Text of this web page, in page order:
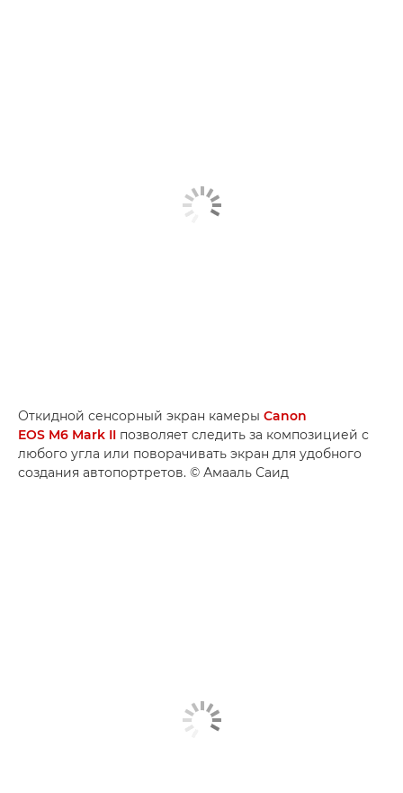
Откидной сенсорный экран камеры Canon
EOS M6 Mark II позволяет следить за композицией с
любого угла или поворачивать экран для удобного
создания автопортретов. © Амааль Саид